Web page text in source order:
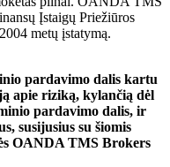
Įstaigų Priežiūros
metų įstatymą.
pardavimo dalis kartu
apie riziką, kylančią dėl
pardavimo dalis, ir
susijusius su šiomis
OANDA TMS Brokers